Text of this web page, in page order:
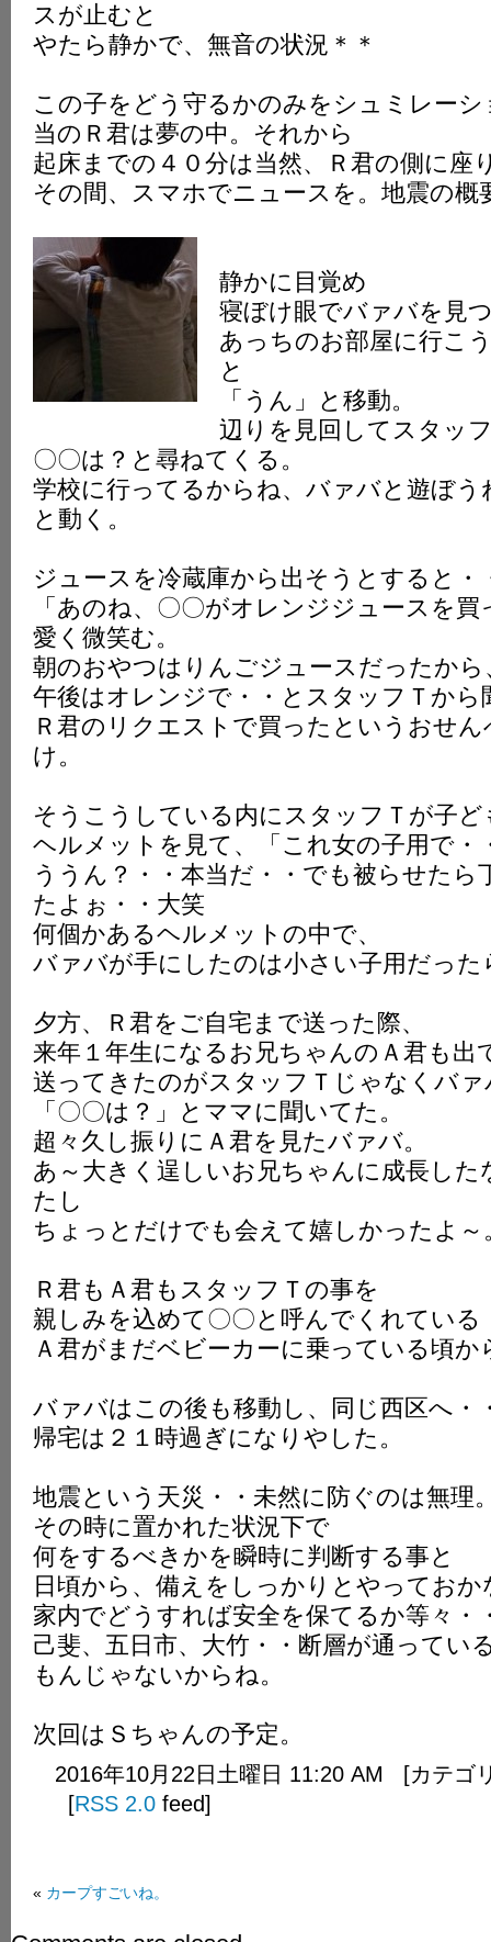
スが止むと
やたら静かで、無音の状況＊＊
この子をどう守るかのみをシュミレー
当のＲ君は夢の中。それから
起床までの４０分は当然、Ｒ君の側に座
その間、スマホでニュースを。地震の概
静かに目覚め
寝ぼけ眼でバァバを見
あっちのお部屋に行こ
と
「うん」と移動。
辺りを見回してスタッ
〇〇は？と尋ねてくる。
学校に行ってるからね、バァバと遊ぼう
と動く。
ジュースを冷蔵庫から出そうとすると・
「あのね、〇〇がオレンジジュースを
愛く微笑む。
朝のおやつはりんごジュースだったから
午後はオレンジで・・とスタッフＴから
Ｒ君のリクエストで買ったというおせ
け。
そうこうしている内にスタッフＴが子ど
ヘルメットを見て、「これ女の子用で・
ううん？・・本当だ・・でも被らせたら
たよぉ・・大笑
何個かあるヘルメットの中で、
バァバが手にしたのは小さい子用だった
夕方、Ｒ君をご自宅まで送った際、
来年１年生になるお兄ちゃんのＡ君も出
送ってきたのがスタッフＴじゃなくバ
「〇〇は？」とママに聞いてた。
超々久し振りにＡ君を見たバァバ。
あ～大きく逞しいお兄ちゃんに成長した
たし
ちょっとだけでも会えて嬉しかったよ～
Ｒ君もＡ君もスタッフＴの事を
親しみを込めて〇〇と呼んでくれている
Ａ君がまだベビーカーに乗っている頃か
バァバはこの後も移動し、同じ西区へ・
帰宅は２１時過ぎになりやした。
地震という天災・・未然に防ぐのは無理
その時に置かれた状況下で
何をするべきかを瞬時に判断する事と
日頃から、備えをしっかりとやっておか
家内でどうすれば安全を保てるか等々・
己斐、五日市、大竹・・断層が通ってい
もんじゃないからね。
次回はＳちゃんの予定。
2016年10月22日土曜日 11:20 AM [カテゴ
[RSS 2.0 feed]
« カープすごいね。